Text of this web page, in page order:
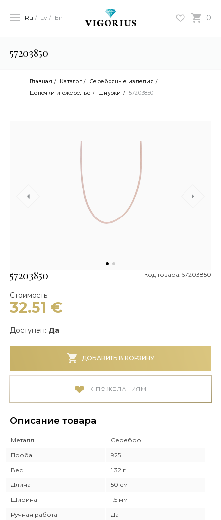
0
Ru Lv En
57203850
Главная Каталог
Серебряные изделия
Цепочки и ожерелье
Шнурки 57203850
57203850 Код товара: 57203850
Стоимость:
32.51 €
Доступен: Да
ДОБАВИТЬ В КОРЗИНУ
К ПОЖЕЛАНИЯМ
Описание товара
Металл
Серебро
Проба
925
Вес
1.32 г
Длина
50 см
Ширина
1.5 мм
Ручная работа
Да